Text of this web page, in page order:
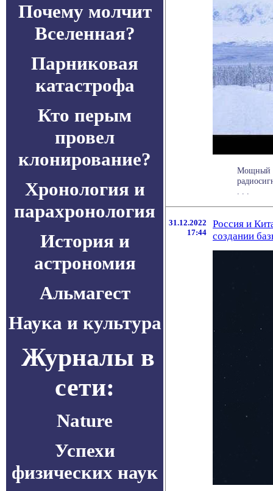
Почему молчит
Вселенная?
Парниковая
катастрофа
Кто перым
провел
клонирование?
Хронология и
парахронология
История и
астрономия
Альмагест
Наука и культура
Журналы в
сети:
Nature
Успехи
физических наук
Мощный
31.12.2022
17:44
Россия и
создании